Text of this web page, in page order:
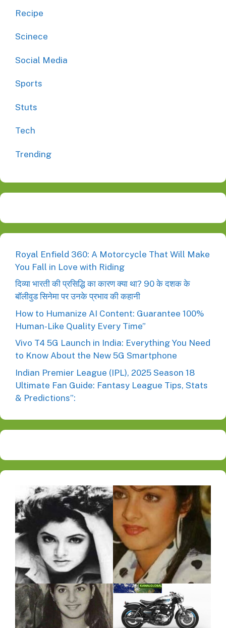
Recipe
Scinece
Social Media
Sports
Stuts
Tech
Trending
Royal Enfield 360: A Motorcycle That Will Make
You Fall in Love with Riding
दिव्या भारती की प्रसिद्धि का कारण क्या था? 90 के दशक के
बॉलीवुड सिनेमा पर उनके प्रभाव की कहानी
How to Humanize AI Content: Guarantee 100%
Human-Like Quality Every Time”
Vivo T4 5G Launch in India: Everything You Need
to Know About the New 5G Smartphone
Indian Premier League (IPL), 2025 Season 18
Ultimate Fan Guide: Fantasy League Tips, Stats
& Predictions”: